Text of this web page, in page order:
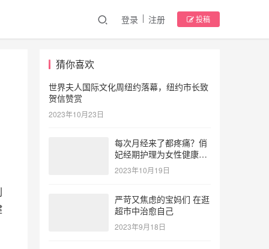
登录 注册 投稿
猜你喜欢
世界夫人国际文化周纽约落幕，纽约市长致
贺信赞赏
2023年10月23日
每次月经来了都疼痛？俏
妃经期护理为女性健康护
航
2023年10月19日
严苛又焦虑的宝妈们 在逛
超市中治愈自己
2023年9月18日